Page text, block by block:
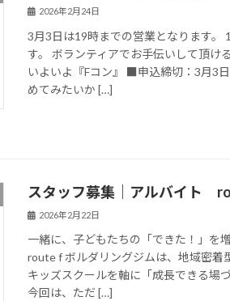
2026年2月24日
3月3日は19時までの営業となります。
す。 ボランティアでお手伝いして頂け
いよいよ『Fコン』 ■申込締切：3月3
めてみたいか […]
スタッフ募集｜アルバイト
2026年2月22日
一緒に、子どもたちの「できた！」を
route f ボルダリングジムは、地域密着
キッズスクールを軸に「成長できる場
今回は、ただ […]